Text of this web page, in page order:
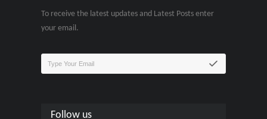
To receive the latest updates and Latest Posts enter
your email.
Follow us